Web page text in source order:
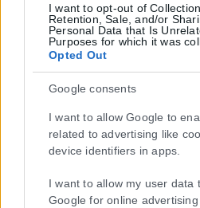
I want to opt-out of
Retention, Sale, and/or
Personal Data that Is
Purposes for which it was
Opted Out
Google consents
I want to allow Google to
related to advertising like
device identifiers in apps.
I want to allow my user data
Google for online advertising
ΑΝΑΡΤΉΘΗΚΕ ΑΠΌ KARFITSANEWS 02/08/2026